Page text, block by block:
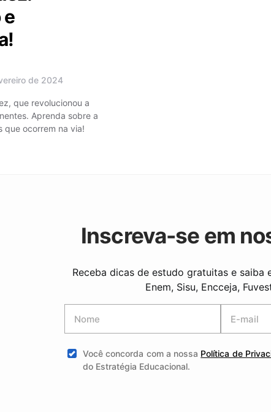
e
de 2024
que revolucionou a
Aprenda sobre a
que ocorrem na via!
Inscreva-se em
Receba dicas de estudo gratuitas e
Enem, Sisu, Encceja,
Você concorda com a nossa Política de
do Estratégia Educacional.